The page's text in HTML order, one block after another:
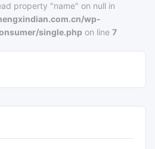
property "name" on null in
wp-
single.php on line7